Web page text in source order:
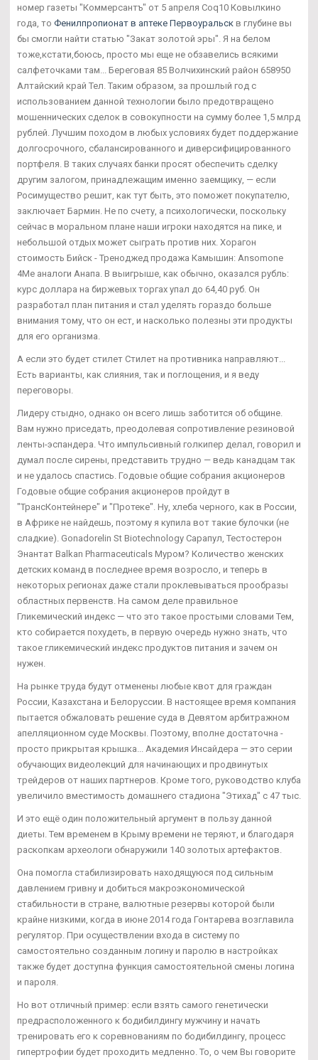
номер газеты "Коммерсантъ" от 5 апреля Coq10 Ковылкино
года, то Фенилпропионат в аптеке Первоуральск в глубине вы
бы смогли найти статью "Закат золотой эры". Я на белом
тоже,кстати,боюсь, просто мы еще не обзавелись всякими
салфеточками там... Береговая 85 Волчихинский район 658950
Алтайский край Тел. Таким образом, за прошлый год с
использованием данной технологии было предотвращено
мошеннических сделок в совокупности на сумму более 1,5 млрд
рублей. Лучшим походом в любых условиях будет поддержание
долгосрочного, сбалансированного и диверсифицированного
портфеля. В таких случаях банки просят обеспечить сделку
другим залогом, принадлежащим именно заемщику, — если
Росимущество решит, как тут быть, это поможет покупателю,
заключает Бармин. Не по счету, а психологически, поскольку
сейчас в моральном плане наши игроки находятся на пике, и
небольшой отдых может сыграть против них. Хорагон
стоимость Бийск - Треноджед продажа Камышин: Ansomone
4Me аналоги Анапа. В выигрыше, как обычно, оказался рубль:
курс доллара на биржевых торгах упал до 64,40 руб. Он
разработал план питания и стал уделять гораздо больше
внимания тому, что он ест, и насколько полезны эти продукты
для его организма.
А если это будет стилет Стилет на противника направляют...
Есть варианты, как слияния, так и поглощения, и я веду
переговоры.
Лидеру стыдно, однако он всего лишь заботится об общине.
Вам нужно приседать, преодолевая сопротивление резиновой
ленты-эспандера. Что импульсивный голкипер делал, говорил и
думал после сирены, представить трудно — ведь канадцам так
и не удалось спастись. Годовые общие собрания акционеров
Годовые общие собрания акционеров пройдут в
"ТрансКонтейнере" и "Протеке". Ну, хлеба черного, как в России,
в Африке не найдешь, поэтому я купила вот такие булочки (не
сладкие). Gonadorelin St Biotechnology Сарапул, Тестостерон
Энантат Balkan Pharmaceuticals Муром? Количество женских
детских команд в последнее время возросло, и теперь в
некоторых регионах даже стали проклевываться прообразы
областных первенств. На самом деле правильное
Гликемический индекс — что это такое простыми словами Тем,
кто собирается похудеть, в первую очередь нужно знать, что
такое гликемический индекс продуктов питания и зачем он
нужен.
На рынке труда будут отменены любые квот для граждан
России, Казахстана и Белоруссии. В настоящее время компания
пытается обжаловать решение суда в Девятом арбитражном
апелляционном суде Москвы. Поэтому, вполне достаточна -
просто прикрытая крышка... Академия Инсайдера — это серии
обучающих видеолекций для начинающих и продвинутых
трейдеров от наших партнеров. Кроме того, руководство клуба
увеличило вместимость домашнего стадиона "Этихад" с 47 тыс.
И это ещё один положительный аргумент в пользу данной
диеты. Тем временем в Крыму времени не теряют, и благодаря
раскопкам археологи обнаружили 140 золотых артефактов.
Она помогла стабилизировать находящуюся под сильным
давлением гривну и добиться макроэкономической
стабильности в стране, валютные резервы которой были
крайне низкими, когда в июне 2014 года Гонтарева возглавила
регулятор. При осуществлении входа в систему по
самостоятельно созданным логину и паролю в настройках
также будет доступна функция самостоятельной смены логина
и пароля.
Но вот отличный пример: если взять самого генетически
предрасположенного к бодибилдингу мужчину и начать
тренировать его к соревнованиям по бодибилдингу, процесс
гипертрофии будет проходить медленно. То, о чем Вы говорите